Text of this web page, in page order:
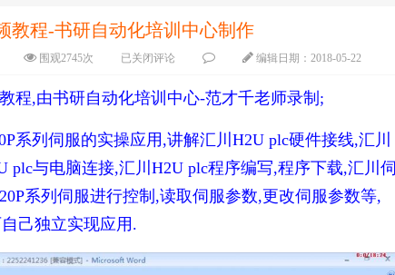
教程-书研自动化培训中心制作
围观2745次 已关闭评论 编辑日期：2018-05-22
程,由书研自动化培训中心-范才千老师录制;
系列伺服的实操应用,讲解汇川H2U plc硬件接线,汇川
plc与电脑连接,汇川H2U plc程序编写,程序下载,汇川伺
系列伺服进行控制,读取伺服参数,更改伺服参数等,
己独立实现应用.